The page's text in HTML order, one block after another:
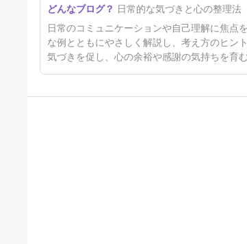
日常的な気づきと心の整理法
日常のコミュニケーションや自己理解に焦点
な例とともにやさしく解説し、考え方のヒン
気づきを促し、心の余裕や感謝の気持ちを育